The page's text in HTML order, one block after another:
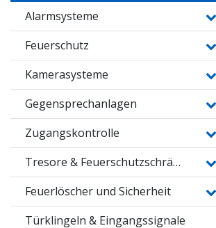
Alarmsysteme
Feuerschutz
Kamerasysteme
Gegensprechanlagen
Zugangskontrolle
Tresore & Feuerschutzschränke
Feuerlöscher und Sicherheit
Türklingeln & Eingangssignale